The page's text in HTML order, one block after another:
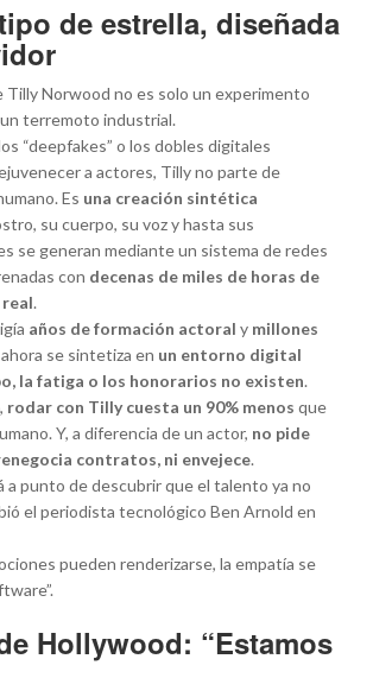
de estrella, diseñada
Tilly Norwood no es solo un experimento
terremoto industrial.
“deepfakes” o los dobles digitales
a actores, Tilly no parte de
Es una creación sintética
su cuerpo, su voz y hasta sus
se generan mediante un sistema de redes
con decenas de miles de horas de
.
años de formación actoral y millones
ahora se sintetiza en un entorno digital
la fatiga o los honorarios no existen.
rodar con Tilly cuesta un 90% menos que
Y, a diferencia de un actor, no pide
contratos, ni envejece.
a punto de descubrir que el talento ya no
el periodista tecnológico Ben Arnold en
pueden renderizarse, la empatía se
Hollywood: “Estamos